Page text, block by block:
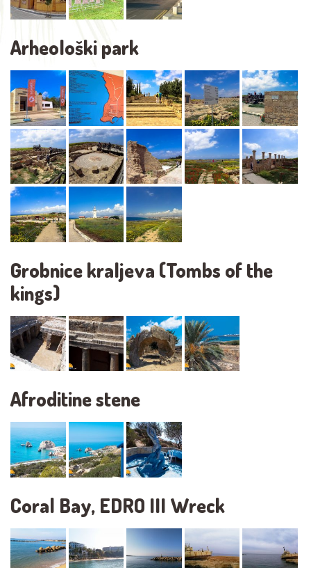
Arheološki park
Grobnice kraljeva (Tombs of the
kings)
Afroditine stene
Coral Bay, EDRO III Wreck